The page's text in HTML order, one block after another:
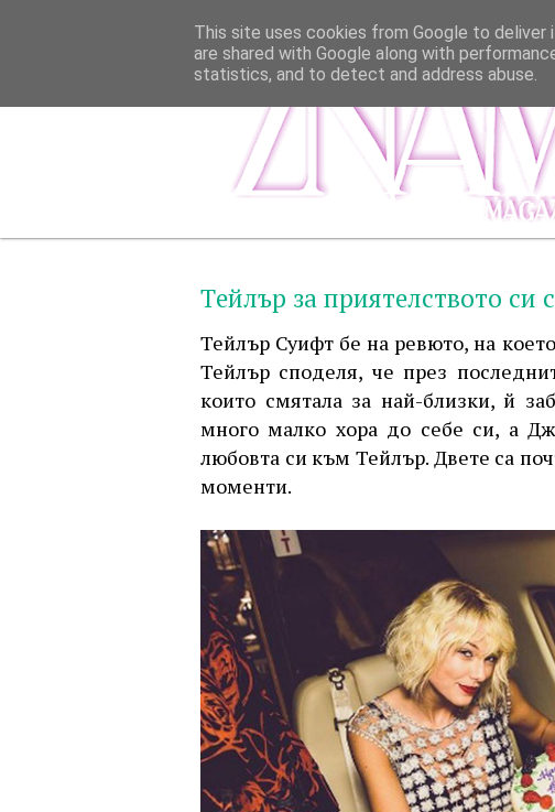
Tейлър за приятелството
Тейлър Суифт бе на ревюто, на
Тейлър споделя, че през
които смятала за най-близки, й
много малко хора до себе си, а
любовта си към Тейлър. Двете са
моменти.
This site uses cookies from Google to deliver
are shared with Google along with
statistics, and to detect and address abuse.